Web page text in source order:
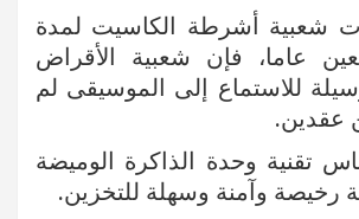
شعبية أشرطة الكاسيت لمدة
عاما، فإن شعبية الأقراض
للاستماع إلى الموسيقى لم
عقدين.
تقنية وحدة الذاكرة الوميضة